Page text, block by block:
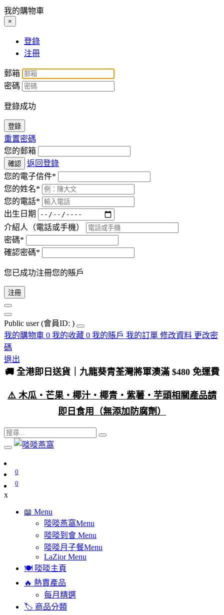
我的購物車
×
登錄
注冊
郵箱
密碼
登錄成功
登錄
重置密碼
您的郵箱
確認
返回登錄
您的電子信件*
您的姓名*
您的電話*
出生日期
介紹人（電話或手機）
密碼*
確認密碼*
您已成功注冊您的賬戶
注冊
Public user (會員ID: )
我的購物車 0 我的收藏 0 我的賬戶 我的訂單 修改資料 更改密
碼
退出
🚚 全港即日送貨｜九龍葵青荃灣將軍澳滿 $480 免運費
⚠️ 木瓜・芒果・椰汁・椰青・紫薯・芋頭相關產品請
即日食用（無添加防腐劑）
0
0
x
📖 Menu
啖啖燕窩Menu
啖啖到會 Menu
啖啖月子餐Menu
LaZior Menu
🍽️ 啖啖主頁
🔥 熱賣產品
每月精選
🏷️ 商品分類